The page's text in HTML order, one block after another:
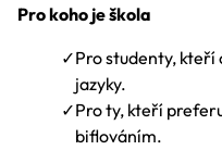
Pro koho je škola
✓Pro studenty,
jazyky.
✓Pro ty, kteří
biflováním.